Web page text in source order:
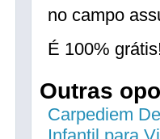
no campo
É 100%
Outras
Carpediem